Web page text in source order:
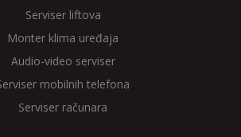
Serviser liftova
Monter klima uređaja
Audio-video serviser
mobilnih telefona
Serviser računara